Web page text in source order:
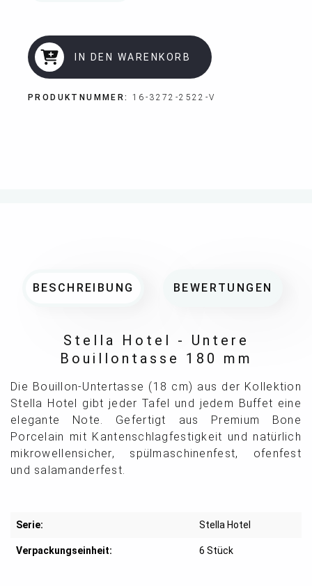
IN DEN WARENKORB
PRODUKTNUMMER: 16-3272-2522-V
BESCHREIBUNG BEWERTUNGEN
Stella Hotel - Untere
Bouillontasse 180 mm
Die Bouillon-Untertasse (18 cm) aus der Kollektion
Stella Hotel gibt jeder Tafel und jedem Buffet eine
elegante Note. Gefertigt aus Premium Bone
Porcelain mit Kantenschlagfestigkeit und natürlich
mikrowellensicher, spülmaschinenfest, ofenfest
und salamanderfest.
Serie: Stella Hotel
Verpackungseinheit: 6 Stück